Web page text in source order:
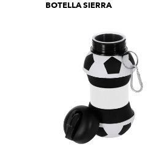
BOTELLA SIERRA